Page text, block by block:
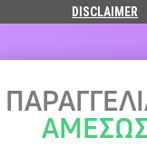
DISCLAIMER